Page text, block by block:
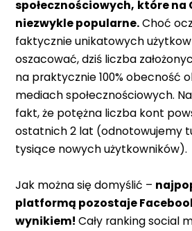
społecznościowych, które na
niezwykle popularne.Choć
faktycznie unikatowych
oszacować, dziś liczba
na praktycznie 100% obecność
mediach społecznościowych.
fakt, że potężna liczba kont
ostatnich 2 lat (odnotowujemy
tysiące nowych użytkowników).
Jak można się domyślić –
platformą pozostaje
wynikiem! Cały ranking social